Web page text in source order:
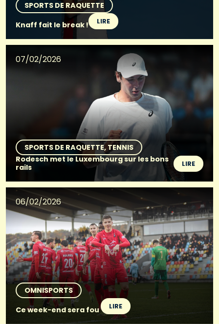
SPORTS DE RAQUETTE
Knaff fait le break !
LIRE
07/02/2026
SPORTS DE RAQUETTE TENNIS
Rodesch met le Luxembourg sur les bons
rails
LIRE
06/02/2026
OMNISPORTS
Ce week-end sera fou
LIRE